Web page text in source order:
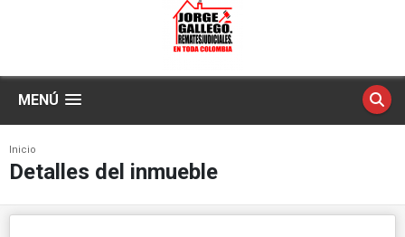
MENÚ
Inicio
Detalles del inmueble